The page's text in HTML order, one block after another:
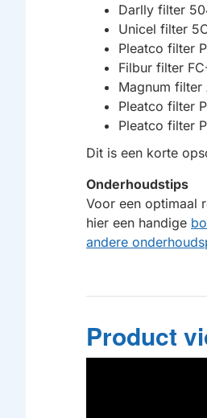
Darlly filter
Unicel filter
Pleatco filter
Filbur filter
Magnum filter
Pleatco filter
Pleatco filter
Dit is een korte
Onderhoudstips
Voor een optimaal
hier een handige
andere
Product